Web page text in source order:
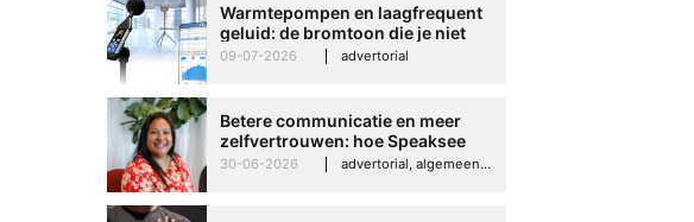
Warmtepompen en laagfrequent
geluid: de bromtoon die je niet
kunt negeren
09-07-2026 advertorial
Betere communicatie en meer
zelfvertrouwen: hoe Speaksee
Imelda helpt om te groeien in
30-06-2026 advertorial, algemeen, hooroplossingen, interview